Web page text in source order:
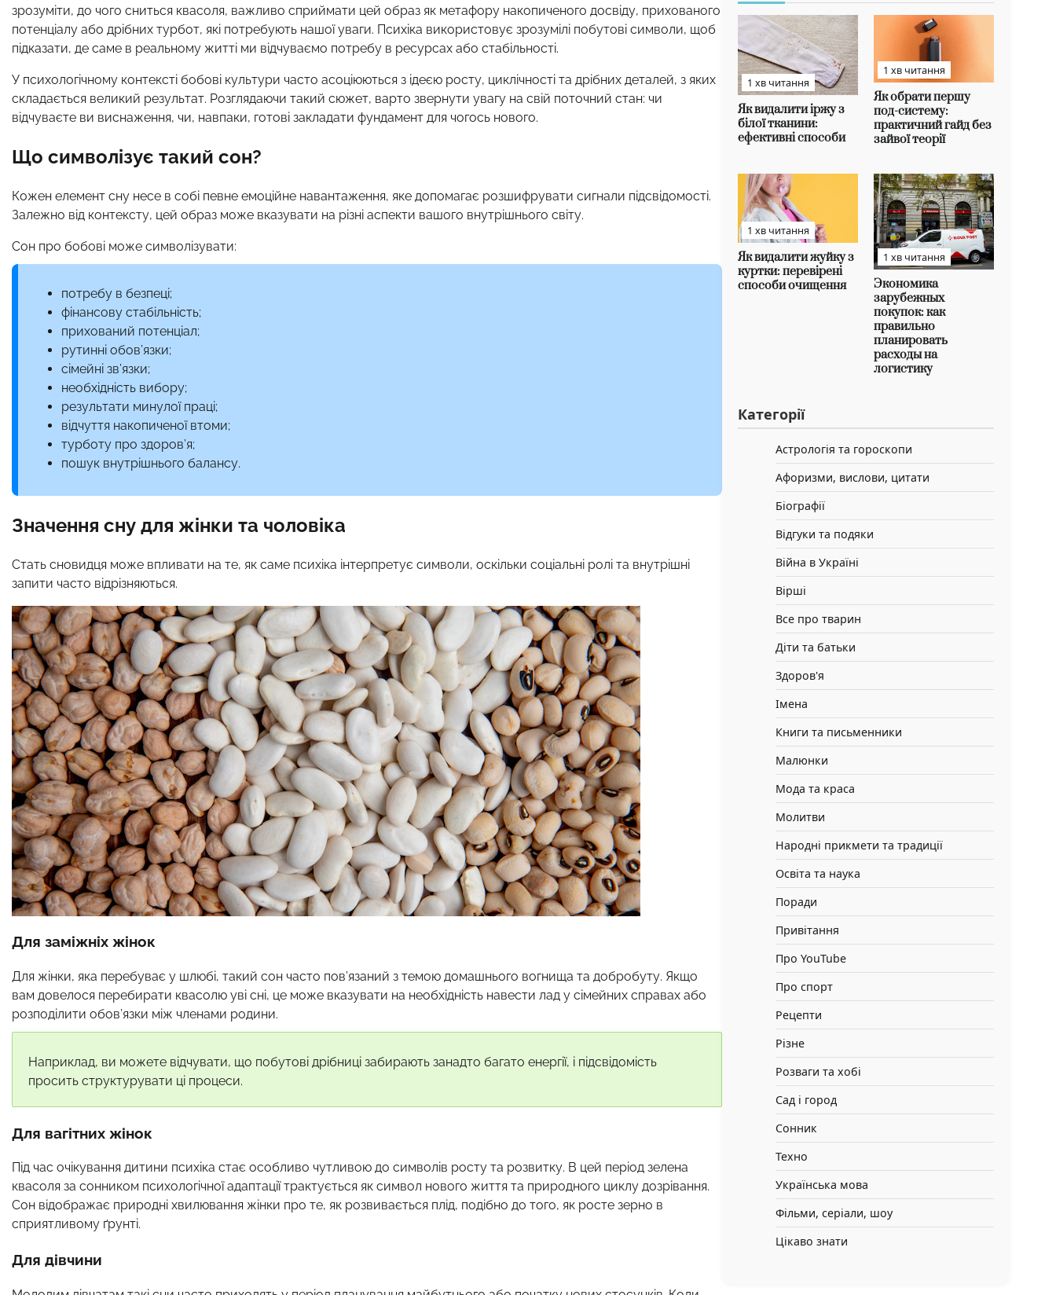
зрозуміти, до чого сниться квасоля, важливо сприймати цей образ як метафору накопиченого досвіду, прихованого
потенціалу або дрібних турбот, які потребують нашої уваги. Психіка використовує зрозумілі побутові символи, щоб
підказати, де саме в реальному житті ми відчуваємо потребу в ресурсах або стабільності.
У психологічному контексті бобові культури часто асоціюються з ідеєю росту, циклічності та дрібних деталей, з яких
складається великий результат. Розглядаючи такий сюжет, варто звернути увагу на свій поточний стан: чи
відчуваєте ви виснаження, чи, навпаки, готові закладати фундамент для чогось нового.
Що символізує такий сон?
Кожен елемент сну несе в собі певне емоційне навантаження, яке допомагає розшифрувати сигнали підсвідомості.
Залежно від контексту, цей образ може вказувати на різні аспекти вашого внутрішнього світу.
Сон про бобові може символізувати:
потребу в безпеці;
фінансову стабільність;
прихований потенціал;
рутинні обов’язки;
сімейні зв’язки;
необхідність вибору;
результати минулої праці;
відчуття накопиченої втоми;
турботу про здоров’я;
пошук внутрішнього балансу.
Значення сну для жінки та чоловіка
Стать сновидця може впливати на те, як саме психіка інтерпретує символи, оскільки соціальні ролі та внутрішні
запити часто відрізняються.
Для заміжніх жінок
Для жінки, яка перебуває у шлюбі, такий сон часто пов’язаний з темою домашнього вогнища та добробуту. Якщо
вам довелося перебирати квасолю уві сні, це може вказувати на необхідність навести лад у сімейних справах або
розподілити обов’язки між членами родини.
Наприклад, ви можете відчувати, що побутові дрібниці забирають занадто багато енергії, і підсвідомість
просить структурувати ці процеси.
Для вагітних жінок
Під час очікування дитини психіка стає особливо чутливою до символів росту та розвитку. В цей період зелена
квасоля за сонником психологічної адаптації трактується як символ нового життя та природного циклу дозрівання.
Сон відображає природні хвилювання жінки про те, як розвивається плід, подібно до того, як росте зерно в
сприятливому ґрунті.
Для дівчини
1 хв читання
Як видалити іржу з
білої тканини:
ефективні способи
1 хв читання
Як обрати першу
под-систему:
практичний гайд без
зайвої теорії
1 хв читання
Як видалити жуйку з
куртки: перевірені
способи очищення
1 хв читання
Экономика
зарубежных
покупок: как
правильно
планировать
расходы на
логистику
Категорії
Астрологія та гороскопи
Афоризми, вислови, цитати
Біографії
Відгуки та подяки
Війна в Україні
Вірші
Все про тварин
Діти та батьки
Здоров'я
Імена
Книги та письменники
Малюнки
Мода та краса
Молитви
Народні прикмети та традиції
Освіта та наука
Поради
Привітання
Про YouTube
Про спорт
Рецепти
Різне
Розваги та хобі
Сад і город
Сонник
Техно
Українська мова
Фільми, серіали, шоу
Цікаво знати